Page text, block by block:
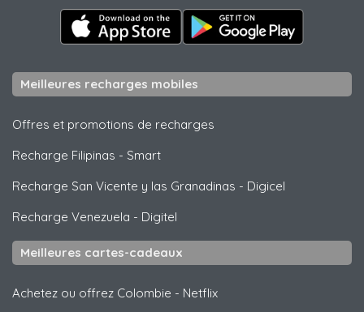
Meilleures recharges mobiles
Offres et promotions de recharges
Recharge Filipinas - Smart
Recharge San Vicente y las Granadinas - Digicel
Recharge Venezuela - Digitel
Meilleures cartes-cadeaux
Achetez ou offrez Colombie - Netflix